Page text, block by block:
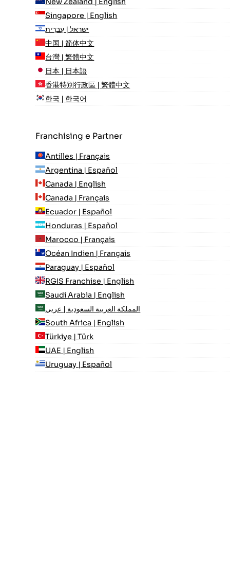
Singapore | English
ישראל | עִברִית
中国 | 简体中文
台灣 | 繁體中文
日本 | 日本語
香港特別行政區 | 繁體中文
한국 | 한국어
Franchising e Partner
Antilles | Français
Argentina | Español
Canada | English
Canada | Français
Ecuador | Español
Honduras | Español
Marocco | Français
Océan Indien | Français
Paraguay | Español
RGIS Franchise | English
Saudi Arabia | English
المملكة العربية السعودية | عربي
South Africa | English
Türkiye | Türk
UAE | English
Uruguay | Español